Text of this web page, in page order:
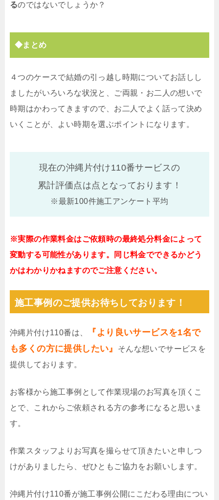
るのではないでしょうか？
◆まとめ
４つのケースで結婚の引っ越し時期についてお話しし
ましたがいろいろな状況と、ご両親・お二人の想いで
時期はかわってきますので、お二人でよく話って決め
いくことが、よい時期を選ぶポイントになります。
現在の沖縄片付け110番サービスの
累計評価点は点となっております！
※最新100件施工アンケート平均
※実際の作業料金はご依頼時の最終処分料金によって
変動する可能性があります。同じ料金でできるかどう
かはわかりかねますのでご注意ください。
施工事例のご提供お待ちしております！
沖縄片付け110番は、
『より良いサービスを1名で
も多くの方に提供したい』
そんな想いでサービスを
提供しております。
お客様から施工事例として作業現場のお写真を頂くこ
とで、これからご依頼される方の参考になると思いま
す。
作業スタッフよりお写真を撮らせて頂きたいと申しつ
けがありましたら、ぜひともご協力をお願いします。
沖縄片付け110番が施工事例公開にこだわる理由につい